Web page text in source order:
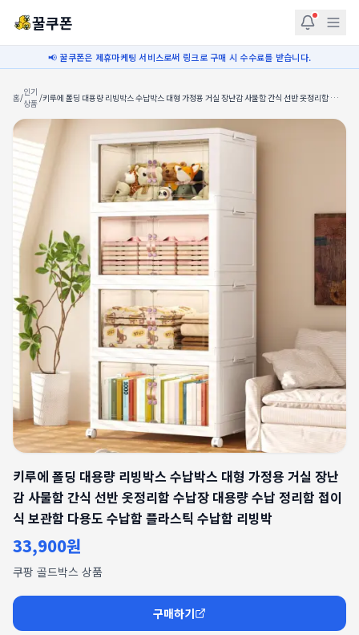
꿀쿠폰
📢 꿀쿠폰은 제휴마케팅 서비스로써 링크로 구매 시 수수료를 받습니다.
홈/인기
상품 /키루에 폴딩 대용량 리빙박스 수납박스 대형 가정용 거실 장난감 사물함 간식 선반 옷정리함 수납
키루에 폴딩 대용량 리빙박스 수납박스 대형 가정용 거실 장난
감 사물함 간식 선반 옷정리함 수납장 대용량 수납 정리함 접이
식 보관함 다용도 수납함 플라스틱 수납함 리빙박
33,900원
쿠팡 골드박스 상품
구매하기